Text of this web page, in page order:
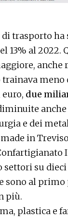
trasporto
13% al
anche
meno
due
e dei
in
settori su
al primo
più.
plastica e